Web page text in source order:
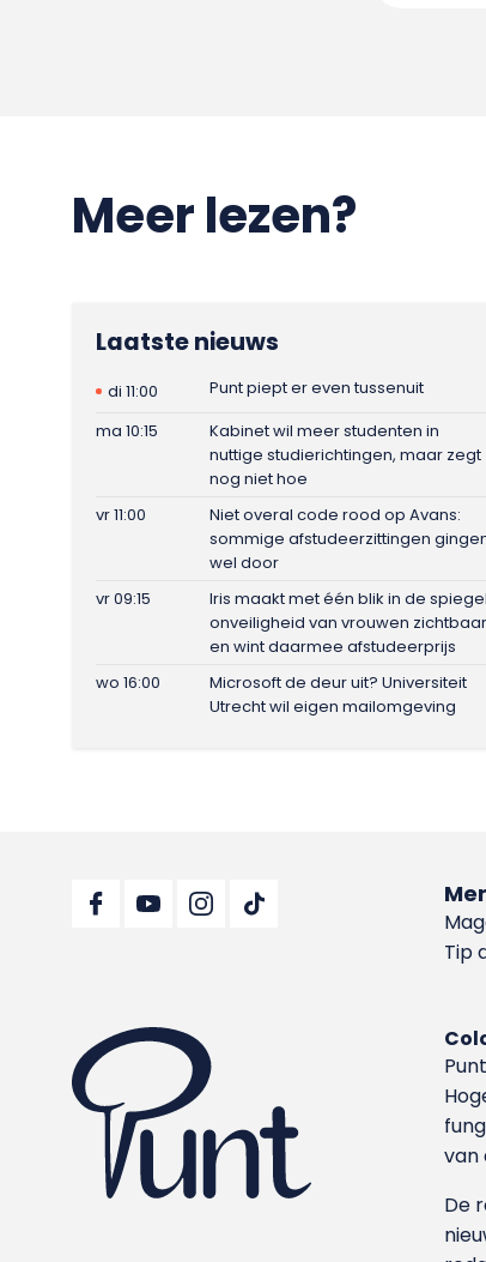
Meer lezen?
Laatste nieuws
di 11:00
Punt piept er even tussenuit
ma 10:15
Kabinet wil meer studenten in
nuttige studierichtingen, maar zegt
nog niet hoe
vr 11:00
Niet overal code rood op Avans:
sommige afstudeerzittingen
wel door
vr 09:15
Iris maakt met één blik in de spiegel
onveiligheid van vrouwen zichtbaar
en wint daarmee afstudeerprijs
wo 16:00
Microsoft de deur uit? Universiteit
Utrecht wil eigen mailomgeving
Tip
van
De